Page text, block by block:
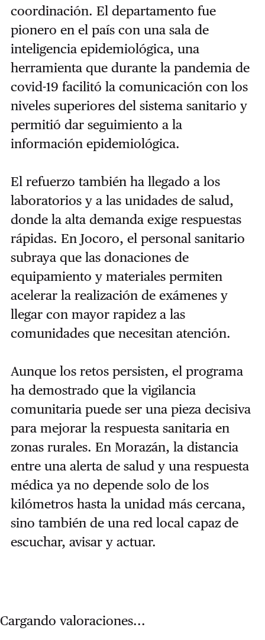
coordinación. El departamento fue
pionero en el país con una sala de
inteligencia epidemiológica, una
herramienta que durante la pandemia de
covid-19 facilitó la comunicación con los
niveles superiores del sistema sanitario y
permitió dar seguimiento a la
información epidemiológica.
El refuerzo también ha llegado a los
laboratorios y a las unidades de salud,
donde la alta demanda exige respuestas
rápidas. En Jocoro, el personal sanitario
subraya que las donaciones de
equipamiento y materiales permiten
acelerar la realización de exámenes y
llegar con mayor rapidez a las
comunidades que necesitan atención.
Aunque los retos persisten, el programa
ha demostrado que la vigilancia
comunitaria puede ser una pieza decisiva
para mejorar la respuesta sanitaria en
zonas rurales. En Morazán, la distancia
entre una alerta de salud y una respuesta
médica ya no depende solo de los
kilómetros hasta la unidad más cercana,
sino también de una red local capaz de
escuchar, avisar y actuar.
Cargando valoraciones...